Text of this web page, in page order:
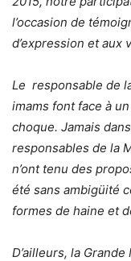
l’occasion de
d’expression et aux
Le responsable de
imams font face à
choque. Jamais
responsables de la
n’ont tenu des
été sans ambigüité
formes de haine et
D’ailleurs, la